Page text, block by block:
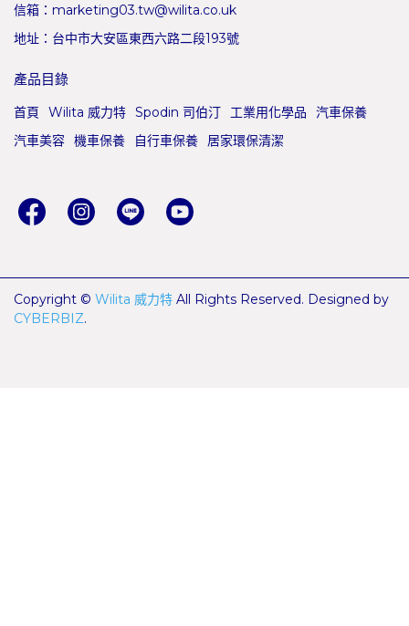
信箱：marketing03.tw@wilita.co.uk
地址：台中市大安區東西六路二段193號
產品目錄
首頁 Wilita 威力特 Spodin 司伯汀 工業用化學品
汽車保養
汽車美容 機車保養 自行車保養 居家環保清潔
Copyright © Wilita 威力特 All Rights Reserved. Designed by
CYBERBIZ.